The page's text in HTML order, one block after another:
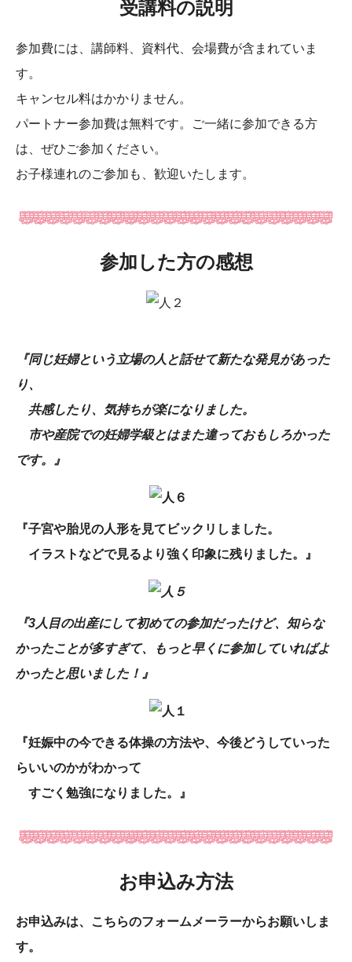
受講料の説明
参加費には、講師料、資料代、会場費が含まれていま
す。
キャンセル料はかかりません。
パートナー参加費は無料です。ご一緒に参加できる方
は、ぜひご参加ください。
お子様連れのご参加も、歓迎いたします。
参加した方の感想
『同じ妊婦という立場の人と話せて新たな発見があった
り、
共感したり、気持ちが楽になりました。
市や産院での妊婦学級とはまた違っておもしろかった
です。』
『子宮や胎児の人形を見てビックリしました。
イラストなどで見るより強く印象に残りました。』
『3人目の出産にして初めての参加だったけど、知らな
かったことが多すぎて、
もっと早くに参加していればよ
かったと思いました！』
『妊娠中の今できる体操の方法や、今後どうしていった
らいいのかがわかって
すごく勉強になりました。』
お申込み方法
お申込みは、こちらのフォームメーラーからお願いしま
す。